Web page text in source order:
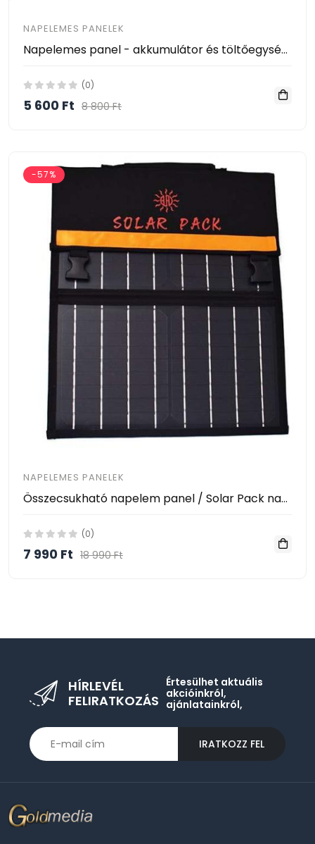
NAPELEMES PANELEK
Napelemes panel - akkumulátor és töltőegység - 12W
(0)
5 600 Ft 8 800 Ft
-57%
NAPELEMES PANELEK
Összecsukható napelem panel / Solar Pack napelemes töltő
(0)
7 990 Ft 18 990 Ft
HÍRLEVÉL
FELIRATKOZÁS
Értesülhet aktuális
akcióinkról,
ajánlatainkról,
IRATKOZZ FEL